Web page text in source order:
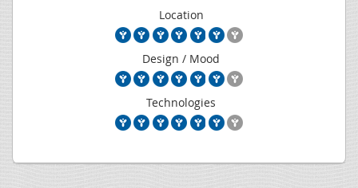
Location
Design / Mood
Technologies